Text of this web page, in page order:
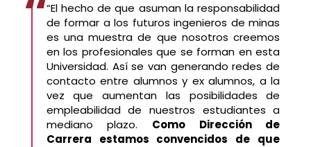
“El hecho de que asuman la responsabilidad
de formar a los futuros ingenieros de minas
es una muestra de que nosotros creemos
en los profesionales que se forman en esta
Universidad. Así se van generando redes de
contacto entre alumnos y ex alumnos, a la
vez que aumentan las posibilidades de
empleabilidad de nuestros estudiantes a
mediano plazo. Como Dirección de
Carrera estamos convencidos de que